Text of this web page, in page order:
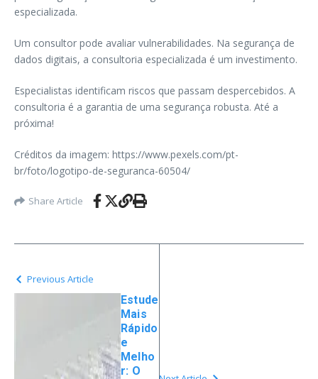
especializada.
Um consultor pode avaliar vulnerabilidades. Na segurança de
dados digitais, a consultoria especializada é um investimento.
Especialistas identificam riscos que passam despercebidos. A
consultoria é a garantia de uma segurança robusta. Até a
próxima!
Créditos da imagem: https://www.pexels.com/pt-
br/foto/logotipo-de-seguranca-60504/
Share Article
Previous Article
Estude
Mais
Rápido
e
Melho
r: O